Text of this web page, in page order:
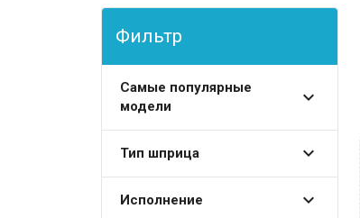
Фильтр
Самые популярные
модели
Тип шприца
Исполнение